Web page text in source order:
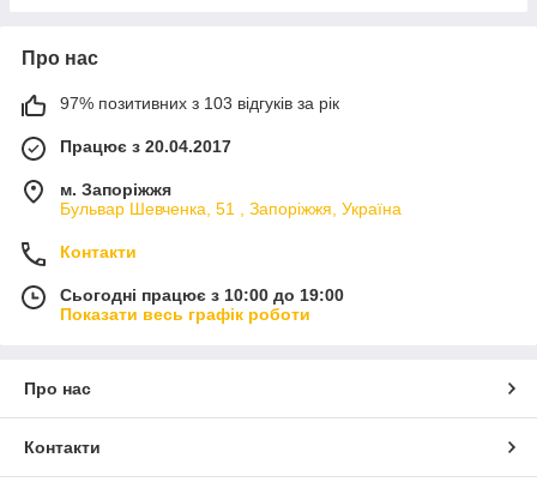
Про нас
97% позитивних з 103 відгуків за рік
Працює з 20.04.2017
м. Запоріжжя
Бульвар Шевченка, 51 , Запоріжжя, Україна
Контакти
Сьогодні працює з 10:00 до 19:00
Показати весь графік роботи
Про нас
Контакти